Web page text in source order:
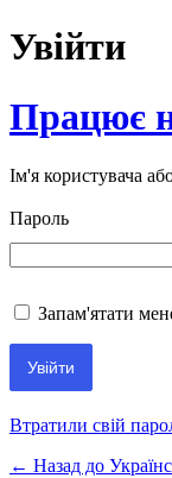
Увійти
Працює
Ім'я користувача
Пароль
Запам'ятати
Втратили свій
← Назад до